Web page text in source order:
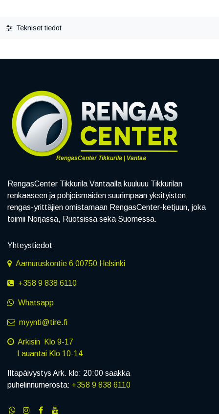
Tekniset tiedot
RengasCenter Tikkurila | Vantaa
RengasCenter Tikkurila Vantaalla kuuluuu Tikkurilan
renkaaseen ja pohjoismaiden suurimpaan yksityisten
rengas-yrittäjien omistamaan RengasCenter-ketjuun, joka
toimii Norjassa, Ruotsissa sekä Suomessa.
Yhteystiedot
Aamuruskontie 6 00750 Helsinki
+358 9 838 6110
Whatsapp
myynti@tire.fi
Arkisin Klo 9-17
Lauantai Klo 10-14
Iltapäivystys Ark. klo: 20:00 saakka
puhelinnumerosta: +358 9 838 6110